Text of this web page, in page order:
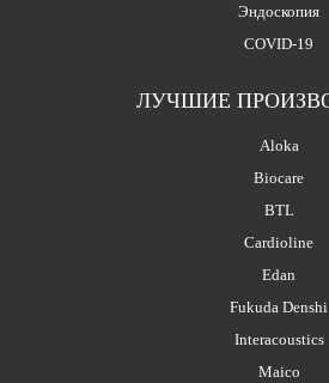
Эндоскопия
COVID-19
ЛУЧШИЕ
Aloka
Biocare
BTL
Cardioline
Edan
Fukuda Denshi
Interacoustics
Maico